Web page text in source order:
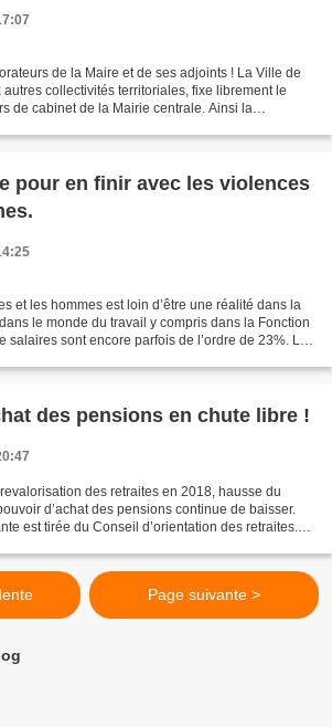
de la Maire et de ses adjoints ! La Ville de
collectivités territoriales, fixe librement le
de cabinet de la Mairie centrale. Ainsi la
pour en finir avec les violences
et les hommes est loin d’être une réalité dans la
le monde du travail y compris dans la Fonction
sont encore parfois de l’ordre de 23%. Le
des pensions en chute libre !
des retraites en 2018, hausse du
d’achat des pensions continue de baisser.
est tirée du Conseil d’orientation des retraites.
Page suivante >